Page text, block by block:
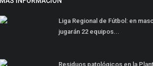
Liga Regional de Fútbol: en
jugarán 22 equipos...
Residuos patológicos en la